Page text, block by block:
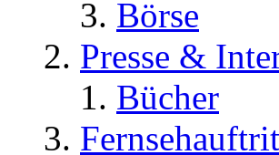
Börse
Presse &
Bücher